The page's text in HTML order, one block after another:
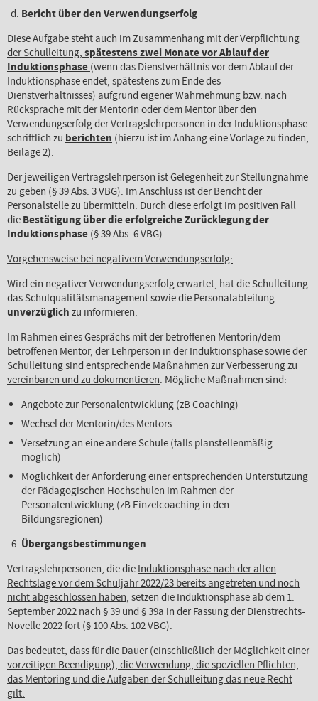
Bericht über den Verwendungserfolg
Diese Aufgabe steht auch im Zusammenhang mit derVerpflichtung
der Schulleitung, spätestens zwei Monate vor Ablauf der
Induktionsphase (wenn das Dienstverhältnis vor dem Ablauf der
Induktionsphase endet, spätestens zum Ende des
Dienstverhältnisses) aufgrund eigener Wahrnehmung bzw. nach
Rücksprache mit der Mentorin oder dem Mentor über den
Verwendungserfolg der Vertragslehrpersonen in der Induktionsphase
schriftlich zu berichten (hierzu ist im Anhang eine Vorlage zu finden,
Beilage 2).
Der jeweiligen Vertragslehrperson ist Gelegenheit zur Stellungnahme
zu geben (§ 39 Abs. 3 VBG). Im Anschluss ist der Bericht der
Personalstelle zu übermitteln. Durch diese erfolgt im positiven Fall
die Bestätigung über die erfolgreiche Zurücklegung der
Induktionsphase (§ 39 Abs. 6 VBG).
Vorgehensweise bei negativem Verwendungserfolg:
Wird ein negativer Verwendungserfolg erwartet, hat die Schulleitung
das Schulqualitätsmanagement sowie die Personalabteilung
unverzüglich zu informieren.
Im Rahmen eines Gesprächs mit der betroffenen Mentorin/dem
betroffenen Mentor, der Lehrperson in der Induktionsphase sowie der
Schulleitung sind entsprechende Maßnahmen zur Verbesserung zu
vereinbaren und zu dokumentieren. Mögliche Maßnahmen sind:
Angebote zur Personalentwicklung (zB Coaching)
Wechsel der Mentorin/des Mentors
Versetzung an eine andere Schule (falls planstellenmäßig
möglich)
Möglichkeit der Anforderung einer entsprechenden Unterstützung
der Pädagogischen Hochschulen im Rahmen der
Personalentwicklung (zB Einzelcoaching in den
Bildungsregionen)
Übergangsbestimmungen
Vertragslehrpersonen, die die Induktionsphase nach der alten
Rechtslage vor dem Schuljahr 2022/23 bereits angetreten und noch
nicht abgeschlossen haben, setzen die Induktionsphase ab dem 1.
September 2022 nach § 39 und § 39a in der Fassung der Dienstrechts-
Novelle 2022 fort (§ 100 Abs. 102 VBG).
Das bedeutet, dass für die Dauer (einschließlich der Möglichkeit einer
vorzeitigen Beendigung), die Verwendung, die speziellen Pflichten,
das Mentoring und die Aufgaben der Schulleitung das neue Recht
gilt.